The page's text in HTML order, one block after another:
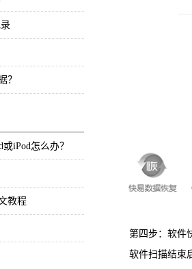
？
iPod怎么办？
教程
第四步：软件
软件扫描结束